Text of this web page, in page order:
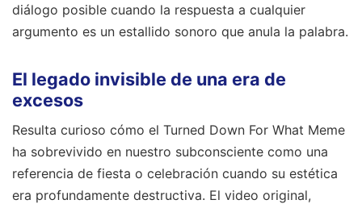
diálogo posible cuando la respuesta a cualquier
argumento es un estallido sonoro que anula la palabra.
El legado invisible de una era de
excesos
Resulta curioso cómo el Turned Down For What Meme
ha sobrevivido en nuestro subconsciente como una
referencia de fiesta o celebración cuando su estética
era profundamente destructiva. El video original,